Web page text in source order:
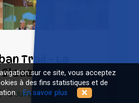
Trail - La
Bleuette
àJuvigné (53)
sur ce site, vous acceptez
à des fins statistiques et de
En savoir plus